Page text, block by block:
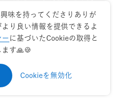
ンテンツとして体験の設計
足度なのかもしれないです
レポートをTwitterや
が、本当に楽しそうですよ
味を持ってくださりありが
り良い情報を提供できるよ
ー に基づいたCookieの取得と
す🙏🍪
Cookieを無効化